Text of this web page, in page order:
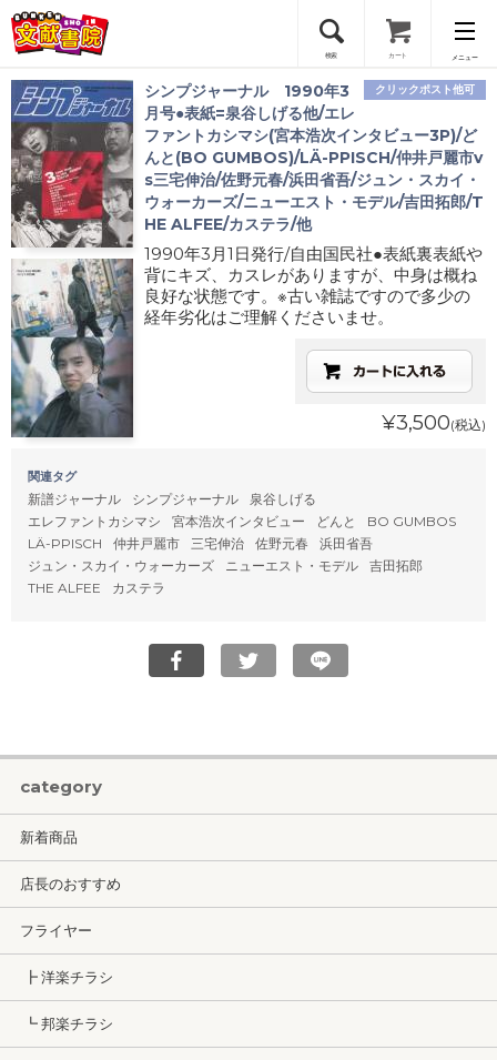
検索 カート メニュー
会員登録
ログイン
クリックポスト他可
シンプジャーナル 1990年3
月号●表紙=泉谷しげる他/エレ
ファントカシマシ(宮本浩次インタビュー3P)/ど
んと(BO GUMBOS)/LÄ-PPISCH/仲井戸麗市v
s三宅伸治/佐野元春/浜田省吾/ジュン・スカイ・
ウォーカーズ/ニューエスト・モデル/吉田拓郎/T
HE ALFEE/カステラ/他
1990年3月1日発行/自由国民社●表紙裏表紙や
背にキズ、カスレがありますが、中身は概ね
良好な状態です。※古い雑誌ですので多少の
経年劣化はご理解くださいませ。
¥3,500(税込)
関連タグ
新譜ジャーナル シンプジャーナル
泉谷しげる
エレファントカシマシ
宮本浩次インタビュー どんと
BO GUMBOS
LÄ-PPISCH
仲井戸麗市 三宅伸治 佐野元春
浜田省吾
ジュン・スカイ・ウォーカーズ
ニューエスト・モデル
吉田拓郎
THE ALFEE
カステラ
category
新着商品
店長のおすすめ
フライヤー
┣ 洋楽チラシ
┗ 邦楽チラシ